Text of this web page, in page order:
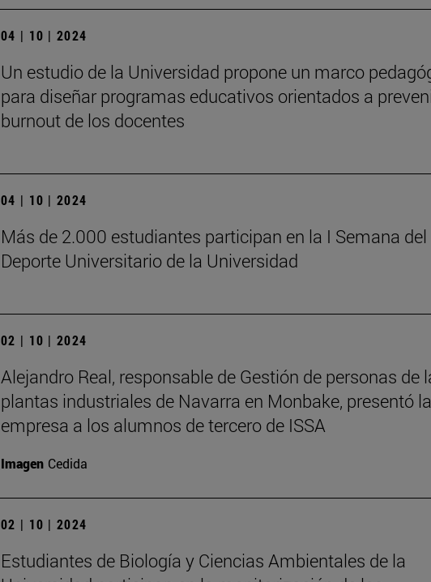
04 | 10 | 2024
Un estudio de la Universidad propone un marco
para diseñar programas educativos orientados a
burnout de los docentes
04 | 10 | 2024
Más de 2.000 estudiantes participan en la I Semana del
Deporte Universitario de la Universidad
02 | 10 | 2024
Alejandro Real, responsable de Gestión de personas de
plantas industriales de Navarra en Monbake, presentó la
empresa a los alumnos de tercero de ISSA
Imagen Cedida
02 | 10 | 2024
Estudiantes de Biología y Ciencias Ambientales de la